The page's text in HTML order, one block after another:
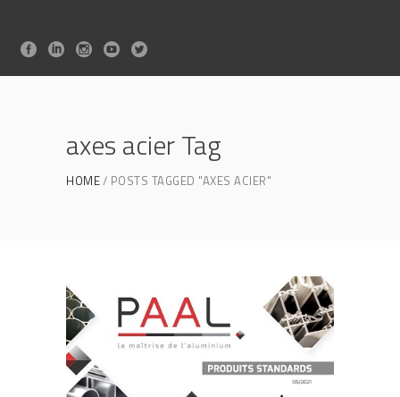
axes acier Tag
HOME POSTS TAGGED "AXES ACIER"